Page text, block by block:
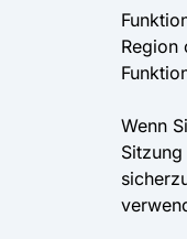
Region
Wenn